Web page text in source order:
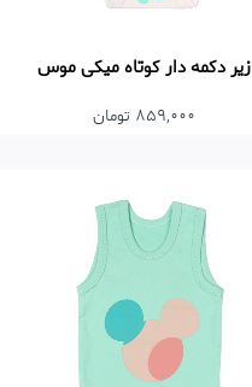
زیر دکمه دار کوتاه میکی موس
859,000 تومان